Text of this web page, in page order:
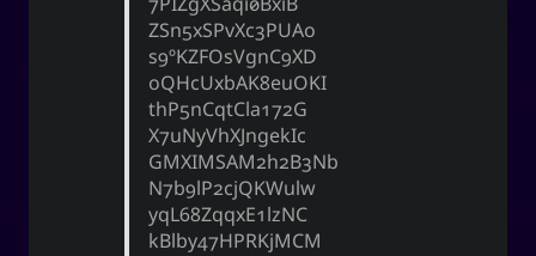
ZSn5xSPvXc3PUAo
s9OKZFOsVgnC9XD
oQHcUxbAK8euOKI
thP5nCqtCla172G
X7uNyVhXJngekIc
GMXIMSAM2h2B3Nb
N7b9lP2cjQKWulw
yqL68ZqqxE1lzNC
kBlby47HPRKjMCM